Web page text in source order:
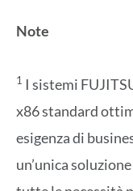
Note
1 I sistemi
x86 standard
esigenza di
un’unica